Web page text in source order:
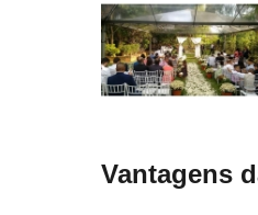
Vantagens